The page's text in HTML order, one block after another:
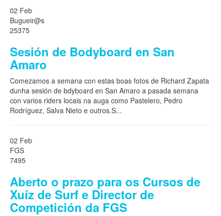
02 Feb
Bugueir@s
25375
Sesión de Bodyboard en San
Amaro
Comezamos a semana con estas boas fotos de Richard Zapata
dunha sesión de bdyboard en San Amaro a pasada semana
con varios riders locais na auga como Pastelero, Pedro
Rodríguez, Salva Nieto e outros.S...
02 Feb
FGS
7495
Aberto o prazo para os Cursos de
Xuíz de Surf e Director de
Competición da FGS